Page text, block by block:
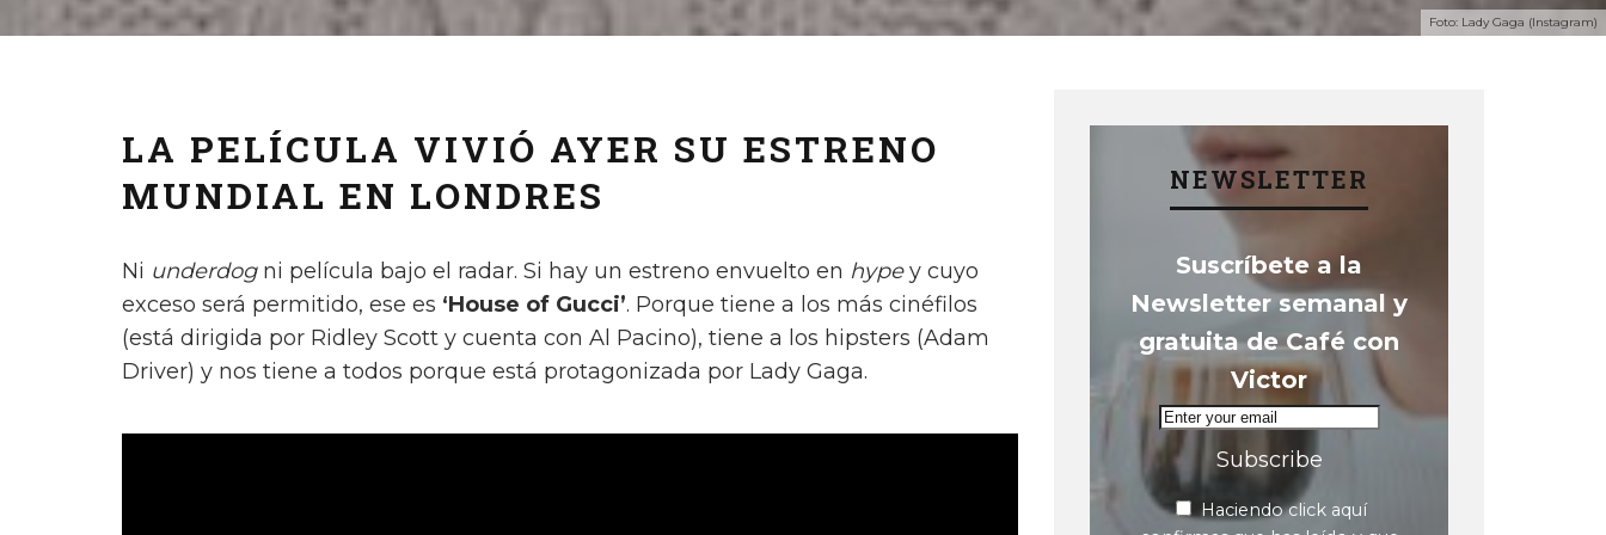
Foto: Lady Gaga (Instagram)
LA PELÍCULA VIVIÓ AYER SU ESTRENO
MUNDIAL EN LONDRES
Ni underdogni película bajo el radar. Si hay un estreno envuelto en hypey cuyo
exceso será permitido, ese es ‘House of Gucci’. Porque tiene a los más cinéfilos
(está dirigida por Ridley Scott y cuenta con Al Pacino), tiene a los hipsters (Adam
Driver) y nos tiene a todos porque está protagonizada por Lady Gaga.
NEWSLETTER
Suscríbete a la
Newsletter semanal y
gratuita de Café con
Victor
Subscribe
Haciendo click aquí